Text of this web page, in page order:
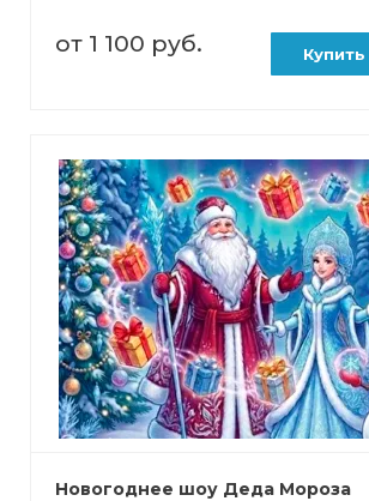
от 1 100 руб.
Новогоднее шоу Деда Мороза